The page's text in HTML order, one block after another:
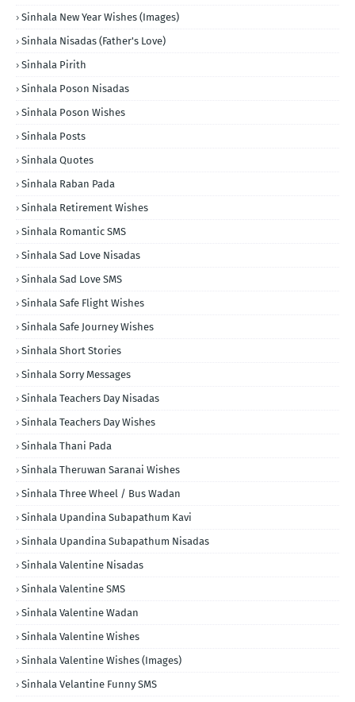
Sinhala New Year Wishes (Images)
Sinhala Nisadas (Father's Love)
Sinhala Pirith
Sinhala Poson Nisadas
Sinhala Poson Wishes
Sinhala Posts
Sinhala Quotes
Sinhala Raban Pada
Sinhala Retirement Wishes
Sinhala Romantic SMS
Sinhala Sad Love Nisadas
Sinhala Sad Love SMS
Sinhala Safe Flight Wishes
Sinhala Safe Journey Wishes
Sinhala Short Stories
Sinhala Sorry Messages
Sinhala Teachers Day Nisadas
Sinhala Teachers Day Wishes
Sinhala Thani Pada
Sinhala Theruwan Saranai Wishes
Sinhala Three Wheel / Bus Wadan
Sinhala Upandina Subapathum Kavi
Sinhala Upandina Subapathum Nisadas
Sinhala Valentine Nisadas
Sinhala Valentine SMS
Sinhala Valentine Wadan
Sinhala Valentine Wishes
Sinhala Valentine Wishes (Images)
Sinhala Velantine Funny SMS